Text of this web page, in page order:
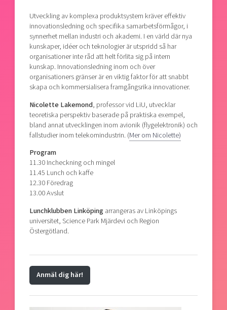
Bright East
East Sweden Tech Women
Reversed mentorship
Current offers and activities
Upscaling
Talent & skills
Startup & industry collaboration
Offers to boost your business
Funding opportunities
Projects
Publications
Project toolbox
Our clusters
Reach out to us
Locations
Today's lunch in Mjärdevi
Utveckling av komplexa produktsystem kräver effektiv
innovationsledning och specifika samarbetsförmågor, i
synnerhet mellan industri och akademi. I en värld där nya
kunskaper, idéer och teknologier är utspridd så har
organisationer inte råd att helt förlita sig på intern
kunskap. Innovationsledning inom och över
organisationers gränser är en viktig faktor för att snabbt
skapa och kommersialisera framgångsrika innovationer.
Nicolette Lakemond, professor vid LiU, utvecklar
teoretiska perspektiv baserade på praktiska exempel,
bland annat utvecklingen inom avionik (flygelektronik) och
fallstudier inom telekomindustrin. (Mer om Nicolette)
Program
11.30 Incheckning och mingel
11.45 Lunch och kaffe
12.30 Föredrag
13.00 Avslut
Lunchklubben Linköpingarrangeras av Linköpings
universitet, Science Park Mjärdevi och Region
Östergötland.
Anmäl dig här!